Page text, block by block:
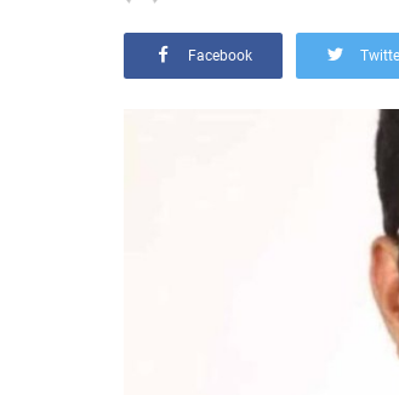
Facebook